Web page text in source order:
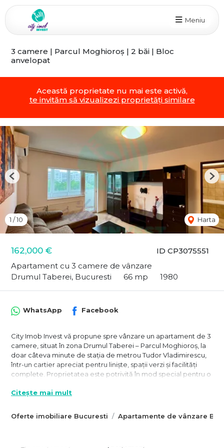
Meniu
3 camere | Parcul Moghioroș | 2 băi | Bloc
anvelopat
Această proprietate nu mai este activă,
te invităm să vizualizezi proprietăți similare
ID CP3075551
162,000 €
Apartament cu 3 camere de vânzare
Drumul Taberei, Bucuresti
66 mp 1980
1 /10 Harta
Previous
Oferte imobiliare Bucuresti Apartamente de vânzare
WhatsApp Facebook
City Imob Invest vă propune spre vânzare un apartament de 3
camere, situat în zona Drumul Taberei – Parcul Moghioroș, la
doar câteva minute de stația de metrou Tudor Vladimirescu,
într-un cartier apreciat pentru liniște, spații verzi și facilități
complete. Proprietatea este potrivită în mod special pentru o
este necesar în viața de zi cu zi.
anvelopat, cu vedere liberă și largă, orientată către o zonă cu
Citește mai mult